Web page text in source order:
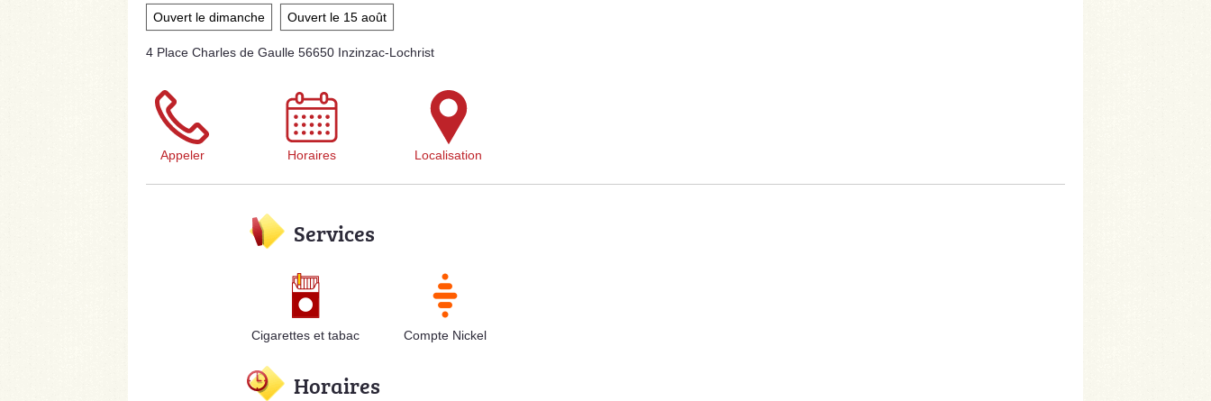
Ouvert le dimanche Ouvert le 15 août
4 Place Charles de Gaulle 56650 Inzinzac-Lochrist
Appeler Horaires Localisation
Services
Cigarettes et tabac Compte Nickel
Horaires